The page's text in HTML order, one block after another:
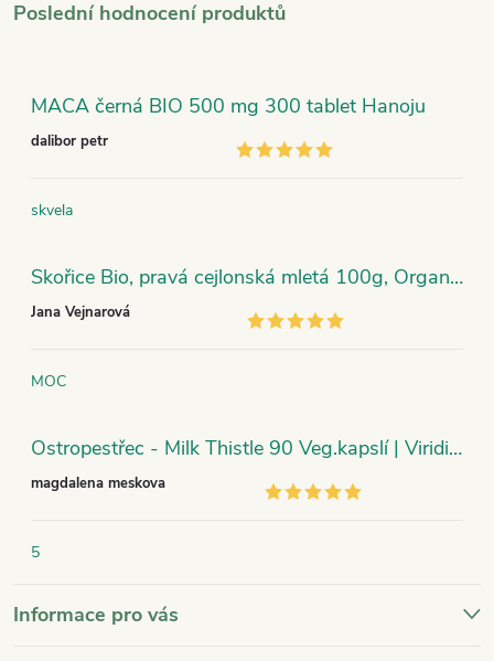
Poslední hodnocení produktů
MACA černá BIO 500 mg 300 tablet Hanoju
dalibor petr
skvela
Skořice Bio, pravá cejlonská mletá 100g, Organic India
Jana Vejnarová
MOC
Ostropestřec - Milk Thistle 90 Veg.kapslí | Viridian
magdalena meskova
5
Informace pro vás